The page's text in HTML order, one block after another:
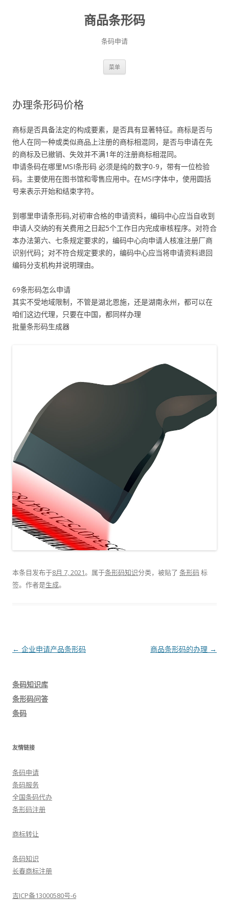
商品条形码
条码申请
菜单
办理条形码价格
商标是否具备法定的构成要素，是否具有显著特征。商标是否与
他人在同一种或类似商品上注册的商标相混同，是否与申请在先
的商标及已撤销、失效并不满1年的注册商标相混同。
申请条码在哪里MSI条形码 必须是纯的数字0-9，带有一位检验
码。主要使用在图书馆和零售应用中。在MSI字体中，使用圆括
号来表示开始和结束字符。
到哪里申请条形码,对初审合格的申请资料，编码中心应当自收到
申请人交纳的有关费用之日起5个工作日内完成审核程序。对符合
本办法第六、七条规定要求的，编码中心向申请人核准注册厂商
识别代码；对不符合规定要求的，编码中心应当将申请资料退回
编码分支机构并说明理由。
69条形码怎么申请
其实不受地域限制，不管是湖北恩施，还是湖南永州，都可以在
咱们这边代理，只要在中国，都同样办理
批量条形码生成器
本条目发布于8月 7, 2021。属于条形码知识分类，被贴了 条形码 标
签。 作者是生成。
文
← 企业申请产品条形码 商品条形码的办理 →
条码知识库
条形码问答
条码
友情链接
条码申请
条码服务
全国条码代办
条形码注册
商标转让
条码知识
长春商标注册
吉ICP备13000580号-6